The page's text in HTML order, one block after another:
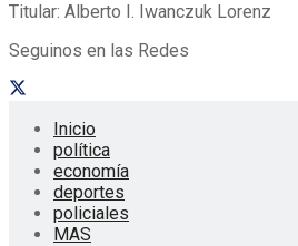
Titular: Alberto I. Iwanczuk Lorenz
Seguinos en las Redes
Inicio
política
economía
deportes
policiales
MAS